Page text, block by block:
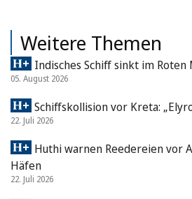
Weitere Themen
Indisches Schiff sinkt im Roten
05. August 2026
Schiffskollision vor Kreta:
22. Juli 2026
Huthi warnen Reedereien vor
Häfen
22. Juli 2026